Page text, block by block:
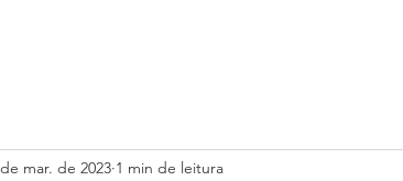
mar. de 2023 1 min de leitura